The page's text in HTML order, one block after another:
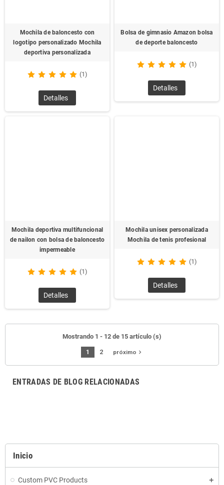
Inicio
Custom PVC Products
Mochila de baloncesto con
logotipo personalizado Mochila
deportiva personalizada
(1)
Detalles
Bolsa de gimnasio Amazon bolsa
de deporte baloncesto
(1)
Detalles
Mochila deportiva multifuncional
de nailon con bolsa de baloncesto
impermeable
(1)
Detalles
Mochila unisex personalizada
Mochila de tenis profesional
(1)
Detalles
Mostrando 1 - 12 de 15 artículo (s)
1 2 próximo navigate_next
ENTRADAS DE BLOG RELACIONADAS